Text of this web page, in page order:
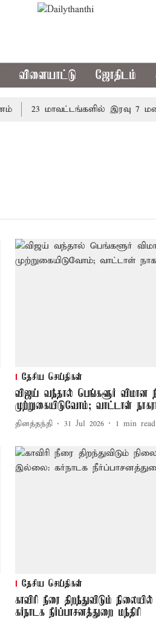
விளையாட்டு ஜோதிடம்
23 மாவட்டங்களில் இரவு 7
தேசிய செய்திகள்
விஜய் வந்தால் பெங்களூர் விமான
முற்றுகையிடுவோம்; வாட்டாள்
தினத்தந்தி 31 Jul 2026 1 min read
தேசிய செய்திகள்
காவிரி நீரை திறந்துவிடும்
கர்நாடக நீர்ப்பாசனத்துறை மந்திரி